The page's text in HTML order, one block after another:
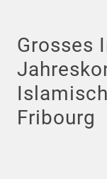
Grosses
Fribourg